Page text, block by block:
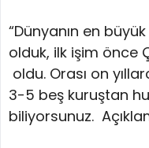
“Dünyanın en
olduk, ilk işim önce
oldu. Orası on
3-5 beş kuruştan
biliyorsunuz.